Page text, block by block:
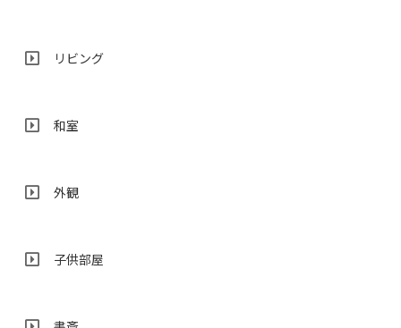
リビング
和室
外観
子供部屋